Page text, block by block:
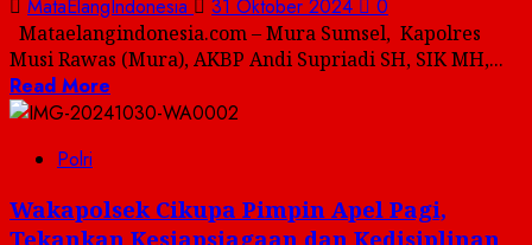
MataElangIndonesia 31 Oktober 2024 0
Mataelangindonesia.com – Mura Sumsel, Kapolres
Musi Rawas (Mura), AKBP Andi Supriadi SH, SIK MH,...
Read More
Polri
Wakapolsek Cikupa Pimpin Apel Pagi,
Tekankan Kesiapsiagaan dan Kedisiplinan